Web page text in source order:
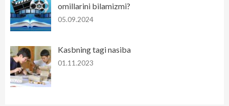
omillarini bilamizmi?
05.09.2024
Kasbning tagi nasiba
01.11.2023